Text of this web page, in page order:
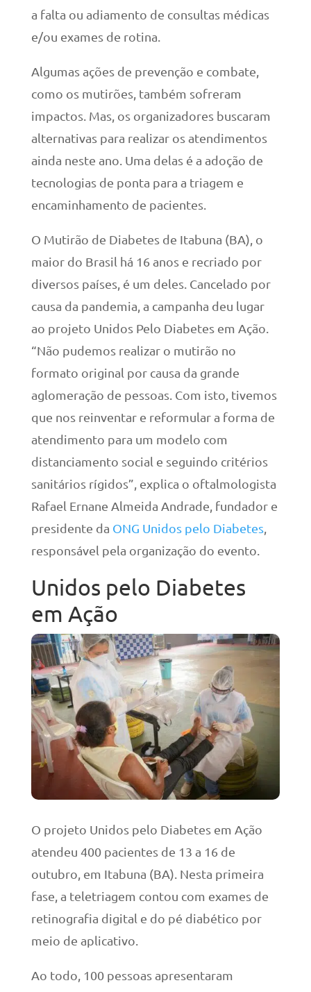
a falta ou adiamento de consultas médicas
e/ou exames de rotina.
Algumas ações de prevenção e combate,
como os mutirões, também sofreram
impactos. Mas, os organizadores buscaram
alternativas para realizar os atendimentos
ainda neste ano. Uma delas é a adoção de
tecnologias de ponta para a triagem e
encaminhamento de pacientes.
O Mutirão de Diabetes de Itabuna (BA), o
maior do Brasil há 16 anos e recriado por
diversos países, é um deles. Cancelado por
causa da pandemia, a campanha deu lugar
ao projeto Unidos Pelo Diabetes em Ação.
“Não pudemos realizar o mutirão no
formato original por causa da grande
aglomeração de pessoas. Com isto, tivemos
que nos reinventar e reformular a forma de
atendimento para um modelo com
distanciamento social e seguindo critérios
sanitários rígidos”, explica o oftalmologista
Rafael Ernane Almeida Andrade, fundador e
presidente da ONG Unidos pelo Diabetes,
responsável pela organização do evento.
Unidos pelo Diabetes
em Ação
O projeto Unidos pelo Diabetes em Ação
atendeu 400 pacientes de 13 a 16 de
outubro, em Itabuna (BA). Nesta primeira
fase, a teletriagem contou com exames de
retinografia digital e do pé diabético por
meio de aplicativo.
Ao todo, 100 pessoas apresentaram